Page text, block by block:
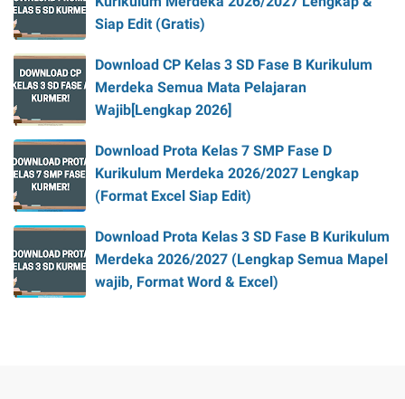
Siap Edit (Gratis)
Download CP Kelas 3 SD Fase B Kurikulum
Merdeka Semua Mata Pelajaran
Wajib[Lengkap 2026]
Download Prota Kelas 7 SMP Fase D
Kurikulum Merdeka 2026/2027 Lengkap
(Format Excel Siap Edit)
Download Prota Kelas 3 SD Fase B Kurikulum
Merdeka 2026/2027 (Lengkap Semua Mapel
wajib, Format Word & Excel)